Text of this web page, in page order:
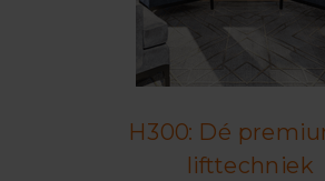
H300: Dé
lifttechniek